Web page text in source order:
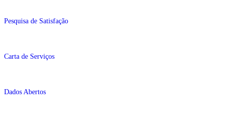
Pesquisa de Satisfação
Carta de Serviços
Dados Abertos